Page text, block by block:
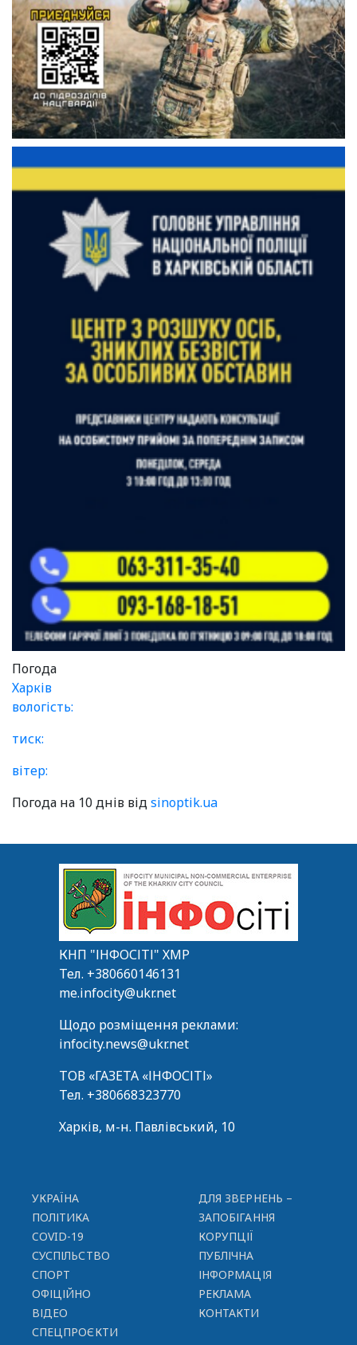
Погода
Харків
вологість:
тиск:
вітер:
Погода на 10 днів відsinoptik.ua
КНП "ІНФОСІТІ" ХМР
Тел. +380660146131
me.infocity@ukr.net
Щодо розміщення реклами:
infocity.news@ukr.net
ТОВ «ГАЗЕТА «ІНФОСІТІ»
Тел. +380668323770
Харків, м-н. Павлівський, 10
УКРАЇНА
ПОЛІТИКА
COVID-19
СУСПІЛЬСТВО
СПОРТ
ОФІЦІЙНО
ВІДЕО
СПЕЦПРОЄКТИ
ДЛЯ ЗВЕРНЕНЬ –
ЗАПОБІГАННЯ
КОРУПЦІЇ
ПУБЛІЧНА
ІНФОРМАЦІЯ
РЕКЛАМА
КОНТАКТИ